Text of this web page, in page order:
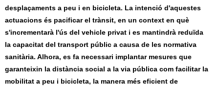
m
e
n
i
d
e
c
e
desplaçaments a peu i en bicicleta. La intenció d'aquestes
actuacions és pacificar el trànsit, en un context en què
s'incrementarà l'ús del vehicle privat i es mantindrà reduïda
la capacitat del transport públic a causa de les normativa
sanitària. Alhora, es fa necessari implantar mesures que
garanteixin la distància social a la via pública com facilitar la
mobilitat a peu i bicicleta, la manera més eficient de